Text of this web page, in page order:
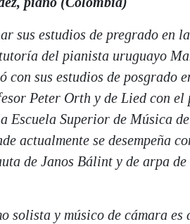
sus estudios de pregrado en
del pianista uruguayo
con sus estudios de posgrado
Peter Orth y de Lied con el
Escuela Superior de Música
actualmente se desempeña
de Janos Bálint y de arpa
solista y músico de cámara es